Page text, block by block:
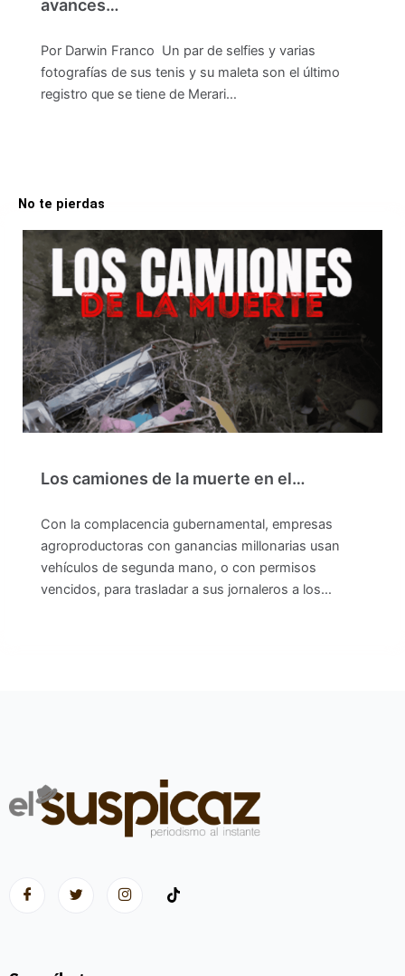
avances…
Por Darwin Franco Un par de selfies y varias
fotografías de sus tenis y su maleta son el último
registro que se tiene de Merari…
No te pierdas
Los camiones de la muerte en el…
Con la complacencia gubernamental, empresas
agroproductoras con ganancias millonarias usan
vehículos de segunda mano, o con permisos
vencidos, para trasladar a sus jornaleros a los…